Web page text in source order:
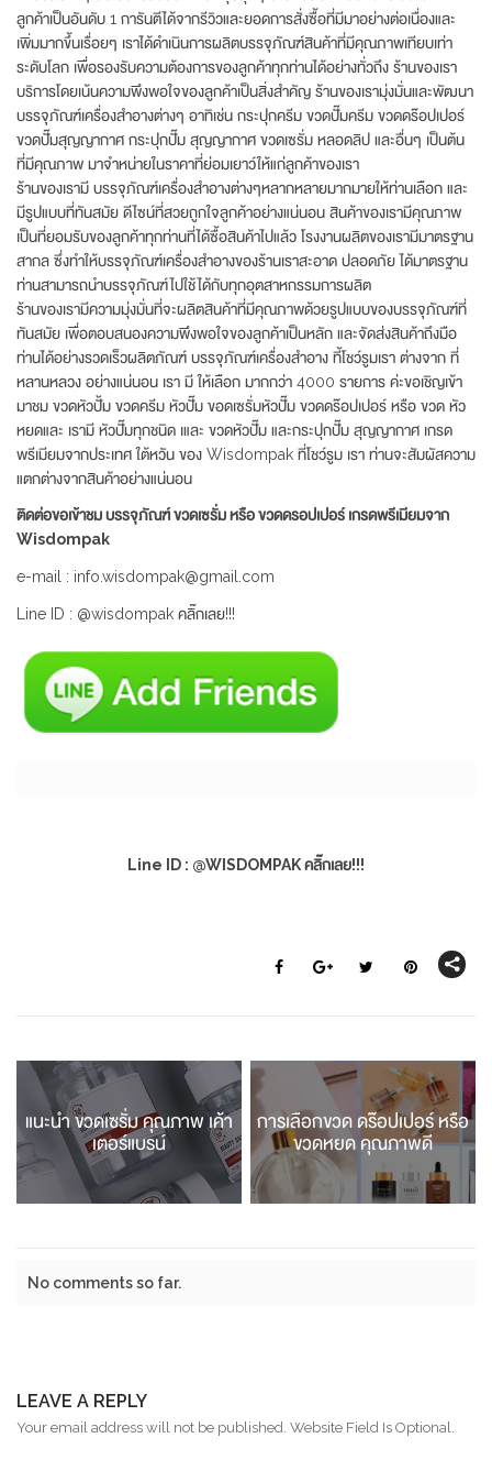
ลูกค้าเป็นอันดับ 1 การันตีได้จากรีวิวและยอดการสั่งซื้อที่มีมาอย่างต่อเนื่องและ
เพิ่มมากขึ้นเรื่อยๆ เราได้ดำเนินการผลิตบรรจุภัณฑ์สินค้าที่มีคุณภาพเทียบเท่า
ระดับโลก เพื่อรองรับความต้องการของลูกค้าทุกท่านได้อย่างทั่วถึง ร้านของเรา
บริการโดยเน้นความพึงพอใจของลูกค้าเป็นสิ่งสำคัญ ร้านของเรามุ่งมั่นและพัฒนา
บรรจุภัณฑ์เครื่องสำอางต่างๆ อาทิเช่น กระปุกครีม ขวดปั๊มครีม ขวดดร๊อปเปอร์
ขวดปั๊มสุญญากาศ กระปุกปั๊ม สุญญากาศ ขวดเซรั่ม หลอดลิป และอื่นๆ เป็นต้น
ที่มีคุณภาพ มาจำหน่ายในราคาที่ย่อมเยาว์ให้แก่ลูกค้าของเรา
ร้านของเรามี บรรจุภัณฑ์เครื่องสำอางต่างๆหลากหลายมากมายให้ท่านเลือก และ
มีรูปแบบที่ทันสมัย ดีไซน์ที่สวยถูกใจลูกค้าอย่างแน่นอน สินค้าของเรามีคุณภาพ
เป็นที่ยอมรับของลูกค้าทุกท่านที่ได้ซื้อสินค้าไปแล้ว โรงงานผลิตของเรามีมาตรฐาน
สากล ซึ่งทำให้บรรจุภัณฑ์เครื่องสำอางของร้านเราสะอาด ปลอดภัย ได้มาตรฐาน
ท่านสามารถนำบรรจุภัณฑ์ไปใช้ได้กับทุกอุตสาหกรรมการผลิต
ร้านของเรามีความมุ่งมั่นที่จะผลิตสินค้าที่มีคุณภาพด้วยรูปแบบของบรรจุภัณฑ์ที่
ทันสมัย เพื่อตอบสนองความพึงพอใจของลูกค้าเป็นหลัก และจัดส่งสินค้าถึงมือ
ท่านได้อย่างรวดเร็วผลิตภัณฑ์ บรรจุภัณฑ์เครื่องสำอาง ที้โชว์รูมเรา ต่างจาก ที่
หลานหลวง อย่างแน่นอน เรา มี ให้เลือก มากกว่า 4000 รายการ ค่ะขอเชิญเข้า
มาชม ขวดหัวปั้ม ขวดครีม หัวปั๊ม ขอดเซรั่มหัวปั๊ม ขวดดร๊อปเปอร์ หรือ ขวด หัว
หยดและ เรามี หัวปั๊มทุกชนิด เและ ขวดหัวปั๊ม และกระปุกปั๊ม สุญญากาศ เกรด
พรีเมียมจากประเทศ ใต้หวัน ของ Wisdompak ที่โชว์รูม เรา ท่านจะสัมผัสความ
แตกต่างจากสินค้าอย่างแน่นอน
ติดต่อขอเข้าชม บรรจุภัณฑ์ ขวดเซรั่ม หรือ ขวดดรอปเปอร์ เกรดพรีเมียมจาก
Wisdompak
e-mail : info.wisdompak@gmail.com
Line ID : @wisdompak คลิ๊กเลย!!!
Line ID : @WISDOMPAK คลิ๊กเลย!!!
การเลือกขวด ดร๊อปเปอร์ หรือ
ขวดหยด คุณภาพดี
แนะนำ ขวดเซรั่ม คุณภาพ เค้า
เตอร์แบรน์
No comments so far.
LEAVE A REPLY
Your email address will not be published. Website Field Is Optional.